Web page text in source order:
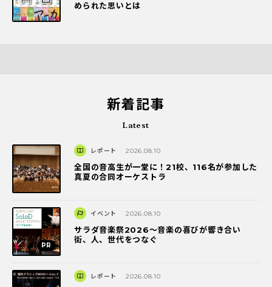
められた思いとは
新着記事
Latest
レポート 2026.08.10
全国の音高生が一堂に！21校、116名が参加した
真夏の合同オーケストラ
イベント 2026.08.10
サラダ音楽祭2026～音楽の喜びが響き合い
街、人、世代をつなぐ
レポート 2026.08.10